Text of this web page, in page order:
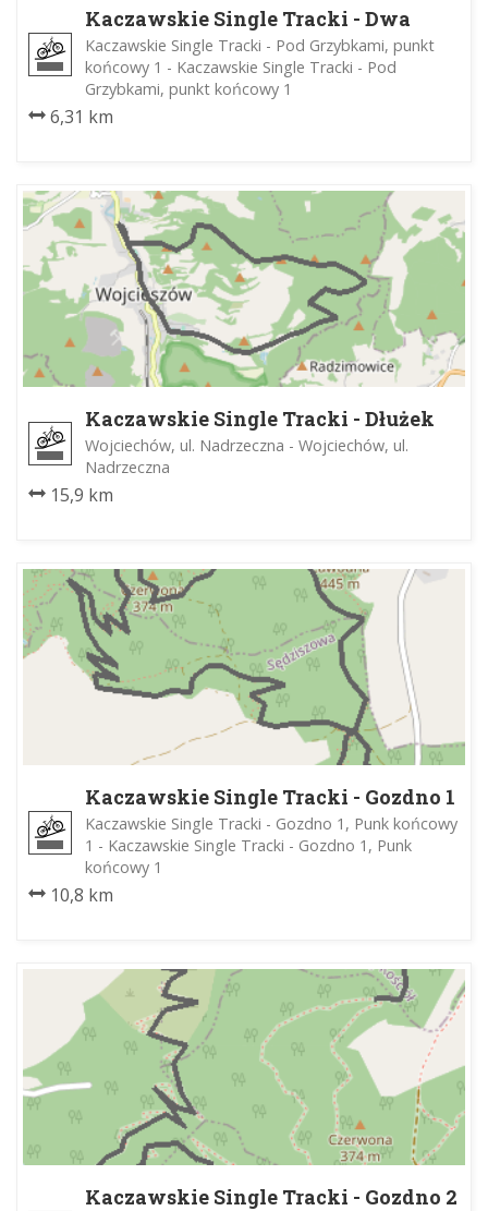
Kaczawskie Single Tracki - Dwa
Wąwozy
Kaczawskie Single Tracki - Pod Grzybkami, punkt
końcowy 1 - Kaczawskie Single Tracki - Pod
Grzybkami, punkt końcowy 1
6,31 km
Kaczawskie Single Tracki - Dłużek
Wojciechów, ul. Nadrzeczna - Wojciechów, ul.
Nadrzeczna
15,9 km
Kaczawskie Single Tracki - Gozdno 1
Kaczawskie Single Tracki - Gozdno 1, Punk końcowy
1 - Kaczawskie Single Tracki - Gozdno 1, Punk
końcowy 1
10,8 km
Kaczawskie Single Tracki - Gozdno 2